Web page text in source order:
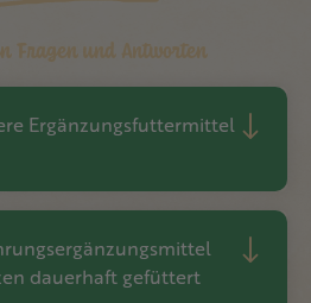
Fragen und Antworten
Ergänzungsfuttermittel
dauerhaft gefüttert